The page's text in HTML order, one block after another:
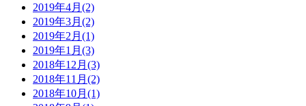
2019年4月(2)
2019年3月(2)
2019年2月(1)
2019年1月(3)
2018年12月(3)
2018年11月(2)
2018年10月(1)